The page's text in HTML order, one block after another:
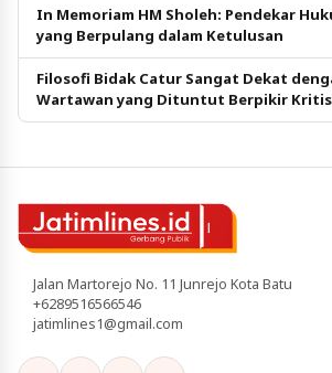
In Memoriam HM Sholeh: Pendekar
yang Berpulang dalam Ketulusan
Filosofi Bidak Catur Sangat Dekat
Wartawan yang Dituntut Berpikir Kritis
Jalan Martorejo No. 11 Junrejo Kota Batu
+6289516566546
jatimlines1@gmail.com